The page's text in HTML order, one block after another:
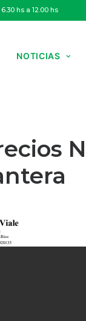
hs a 12.00 hs
NOTICIAS